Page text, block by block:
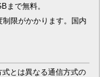
まで無料。
限がかかります。国内
とは異なる通信方式の